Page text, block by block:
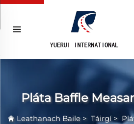
Pláta Baffle
Leathanach Baile > Táirgí>